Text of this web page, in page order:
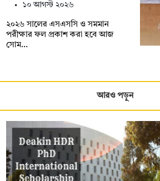
১০ আগস্ট ২০২৬
২০২৬ সালের এসএসসি ও সমমান
পরীক্ষার ফল প্রকাশ করা হবে আজ
সোম…
আরও পড়ুন